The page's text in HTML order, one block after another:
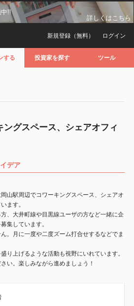
中!!
詳しくはこちら
ログイン
新規登録（無料）
する 投資家を探す ツール
ングスペース、シェアオフィ
デア
山駅周辺でコワーキングスペース、シェアオ
ます。
、大井町線や目黒線ユーザの方など一緒に企
集しています。
。月に一度や二度ズーム打合せするなどでま
り上げるような活動も視野にいれています。
い。楽しみながら進めましょう！